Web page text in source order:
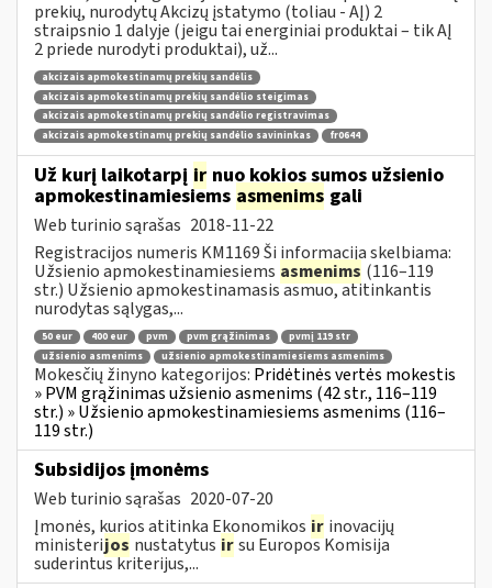
prekių, nurodytų Akcizų įstatymo (toliau - AĮ) 2
straipsnio 1 dalyje (jeigu tai energiniai produktai – tik AĮ
2 priede nurodyti produktai), už...
akcizais apmokestinamų prekių sandėlis
akcizais apmokestinamų prekių sandėlio steigimas
akcizais apmokestinamų prekių sandėlio registravimas
akcizais apmokestinamų prekių sandėlio savininkas
fr0644
Už kurį laikotarpį ir nuo kokios sumos užsienio
apmokestinamiesiems asmenims gali
Web turinio sąrašas 2018-11-22
Registracijos numeris KM1169 Ši informacija skelbiama:
Užsienio apmokestinamiesiems asmenims (116–119
str.) Užsienio apmokestinamasis asmuo, atitinkantis
nurodytas sąlygas,...
50 eur 400 eur pvm pvm grąžinimas
pvmį 119 str
užsienio asmenims
užsienio apmokestinamiesiems asmenims
Mokesčių žinyno kategorijos: Pridėtinės vertės mokestis
» PVM grąžinimas užsienio asmenims (42 str., 116–119
str.) » Užsienio apmokestinamiesiems asmenims (116–
119 str.)
Subsidijos įmonėms
Web turinio sąrašas 2020-07-20
Įmonės, kurios atitinka Ekonomikos ir inovacijų
ministerijos nustatytus irsu Europos Komisija
suderintus kriterijus,...